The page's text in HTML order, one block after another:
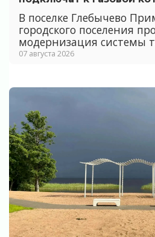
В поселке Глебычево
городского поселения
модернизация системы
07 августа 2026